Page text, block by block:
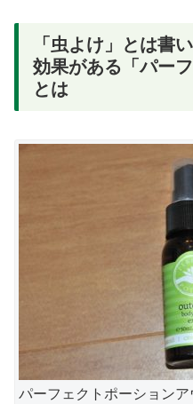
「虫よけ」とは書
効果がある「パー
とは
パーフェクトポーション